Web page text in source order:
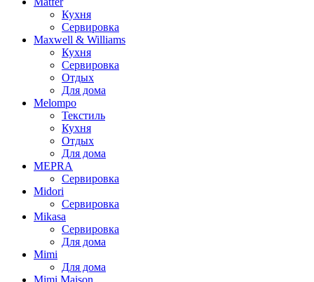
Кухня
Сервировка
Maxwell & Williams
Кухня
Сервировка
Отдых
Для дома
Melompo
Текстиль
Кухня
Отдых
Для дома
MEPRA
Сервировка
Midori
Сервировка
Mikasa
Сервировка
Для дома
Mimi
Для дома